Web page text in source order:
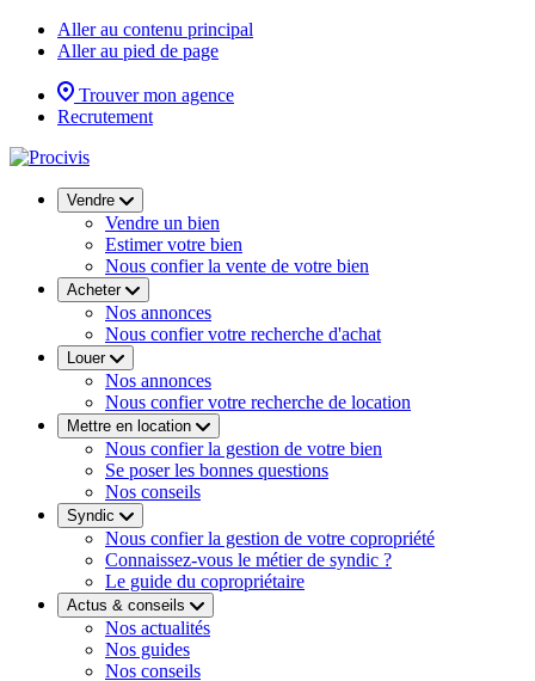
Aller au contenu principal
Aller au pied de page
Trouver mon agence
Recrutement
Vendre
Vendre un bien
Estimer votre bien
Nous confier la vente de votre bien
Acheter
Nos annonces
Nous confier votre recherche d'achat
Louer
Nos annonces
Nous confier votre recherche de location
Mettre en location
Nous confier la gestion de votre bien
Se poser les bonnes questions
Nos conseils
Syndic
Nous confier la gestion de votre copropriété
Connaissez-vous le métier de syndic ?
Le guide du copropriétaire
Actus & conseils
Nos actualités
Nos guides
Nos conseils